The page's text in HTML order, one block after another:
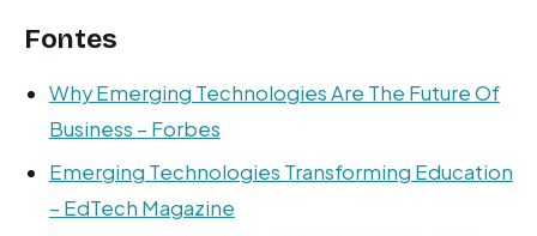
Fontes
Why Emerging Technologies Are The Future Of
Business – Forbes
Emerging Technologies Transforming Education
– EdTech Magazine